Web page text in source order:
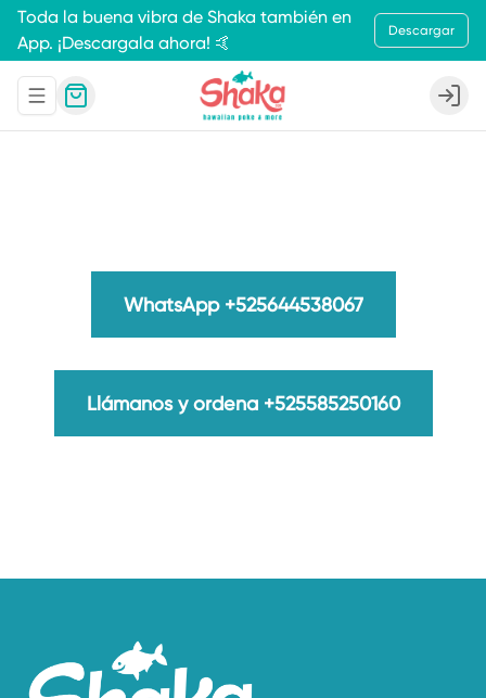
Toda la buena vibra de Shaka también en
App. ¡Descargala ahora! 🤙
Descargar
Abrir menu de navegación Login
WhatsApp +525644538067
Llámanos y ordena +525585250160